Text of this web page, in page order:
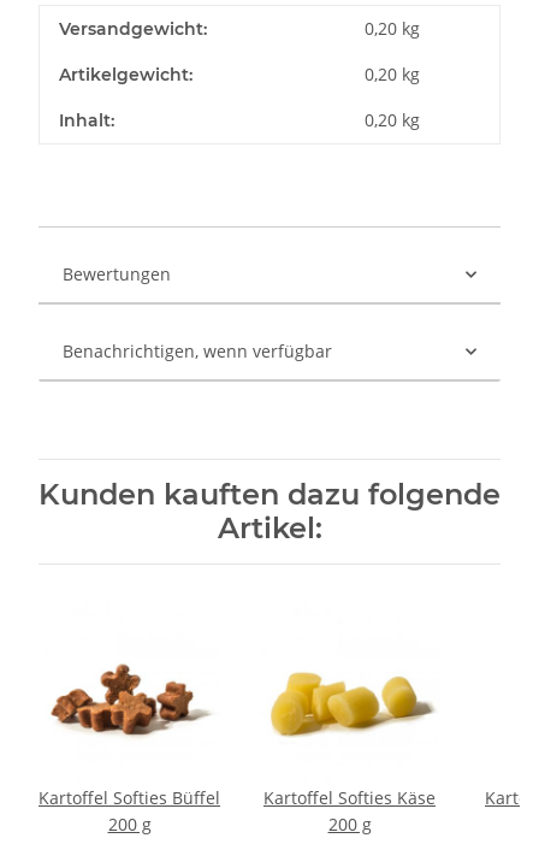
Versandgewicht: 0,20 kg
Artikelgewicht: 0,20 kg
Inhalt: 0,20 kg
Bewertungen
Benachrichtigen, wenn verfügbar
Kunden kauften dazu folgende
Artikel:
Kartoffel Softies Büffel
200 g
Kartoffel Softies Käse
200 g